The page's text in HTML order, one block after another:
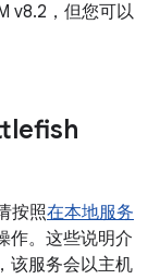
v8.2，但您可以
按照在本地服务
作。这些说明介
该服务会以主机